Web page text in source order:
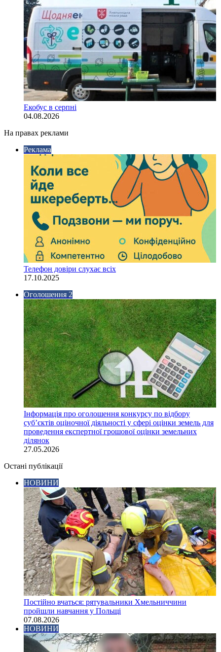
Екобус в серпні
04.08.2026
На правах реклами
Реклама
Телефон довіри слухає всіх
17.10.2025
Оголошення 2
Інформація про оголошення конкурсу по відбору
суб’єктів оціночної діяльності у сфері оцінки земель для
проведення експертної грошової оцінки земельних
ділянок
27.05.2026
Остані публікації
НОВИНИ
Постійно вчаться: рятувальники Хмельниччини
пройшли навчання у Польщі
07.08.2026
НОВИНИ